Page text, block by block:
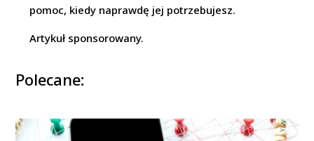
pomoc, kiedy naprawdę jej potrzebujesz.
Artykuł sponsorowany.
Polecane: